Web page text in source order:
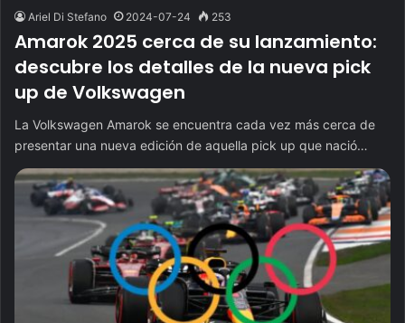
Ariel Di Stefano 2024-07-24 253
Amarok 2025 cerca de su lanzamiento:
descubre los detalles de la nueva pick
up de Volkswagen
La Volkswagen Amarok se encuentra cada vez más cerca de
presentar una nueva edición de aquella pick up que nació…